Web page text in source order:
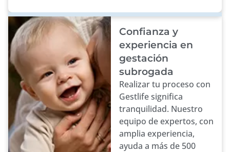
Confianza y
experiencia en
gestación
subrogada
Realizar tu proceso con
Gestlife significa
tranquilidad. Nuestro
equipo de expertos, con
amplia experiencia,
ayuda a más de 500